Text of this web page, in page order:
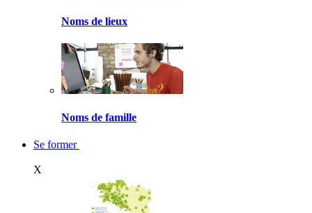
Noms de lieux
Noms de famille
Se former
X